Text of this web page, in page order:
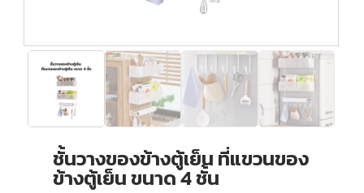
ชั้นวางของข้างตู้เย็น ที่แขวนของ
ข้างตู้เย็น ขนาด 4 ชั้น